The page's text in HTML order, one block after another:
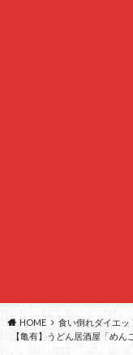
HOME 食い倒れダイエッ
【亀有】うどん居酒屋「め